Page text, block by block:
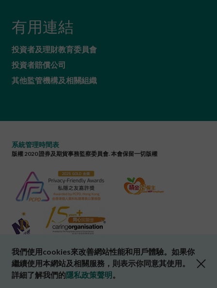
有用連結
投資者及理財教育委員會
投資者賠償公司
其他監管機構及相關組織
系統管理時間表
版權 2020 證券及期貨事務監察委員會. 本會保留一切版權
我們使用cookies來改善網站性能和用戶體驗。如果你
繼續使用本網站及相關服務，則表示你同意其使用。
詳細了解我們的隱私政策聲明。
close cookies alert